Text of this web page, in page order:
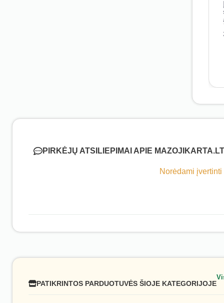
PIRKĖJŲ ATSILIEPIMAI APIE MAZOJIKARTA.LT
Norėdami
PATIKRINTOS PARDUOTUVĖS ŠIOJE KATEGORIJOJE